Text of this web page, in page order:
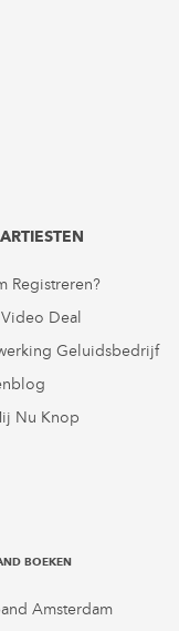
Registreren?
Deal
Geluidsbedrijf
Nu Knop
BOEKEN
Amsterdam